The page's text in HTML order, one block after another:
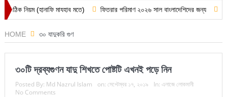
(হানাফি মাযহাব মতে) ফিতরার পরিমাণ ২০২৬ সাল বাংলাদেশিদের জন্য দারিদ্র্যের
HOME ৩০ যাদুকরি গুণ
৩০টি দ্রব্যগুণন যাদু শিখতে পোষ্টটি এখনই পড়ে নিন
Posted By: Md Nazrul Islam on: সেপ্টেম্বর ১৭, ২০১৯ In: এলাজে লোকমানী
No Comments